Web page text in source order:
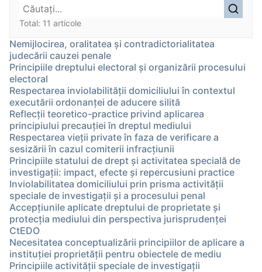
Total: 11 articole
Nemijlocirea, oralitatea şi contradictorialitatea
judecării cauzei penale
Principiile dreptului electoral și organizării procesului
electoral
Respectarea inviolabilităţii domiciliului în contextul
executării ordonanţei de aducere silită
Reflecţii teoretico-practice privind aplicarea
principiului precauţiei în dreptul mediului
Respectarea vieţii private în faza de verificare a
sesizării în cazul comiterii infracţiunii
Principiile statului de drept și activitatea specială de
investigații: impact, efecte și repercusiuni practice
Inviolabilitatea domiciliului prin prisma activității
speciale de investigații și a procesului penal
Accepțiunile aplicate dreptului de proprietate și
protecția mediului din perspectiva jurisprudenței
CtEDO
Necesitatea conceptualizării principiilor de aplicare a
instituției proprietății pentru obiectele de mediu
Principiile activităţii speciale de investigaţii